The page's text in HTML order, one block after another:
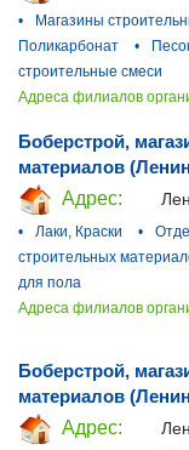
•
Магазины
Поликарбонат
•
строительные смеси
Адреса филиалов
Боберстрой,
материалов
Адрес:
•
Лаки, Краски •
строительных
для пола
Адреса филиалов
Боберстрой,
материалов
Адрес: